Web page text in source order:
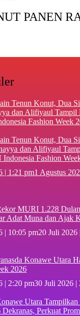
PANEN
Tenun Konut, Dua
dan Alifiyaul
Fashion
| 1:21 pm1 Agustus
MURI 1.228
Adat Muna dan Ajak
| 10:05 pm20 Juli 2026
Konawe Utara
2026
| 2:20 pm30 Juli 2026 |
Utara Tampilkan
Perkuat